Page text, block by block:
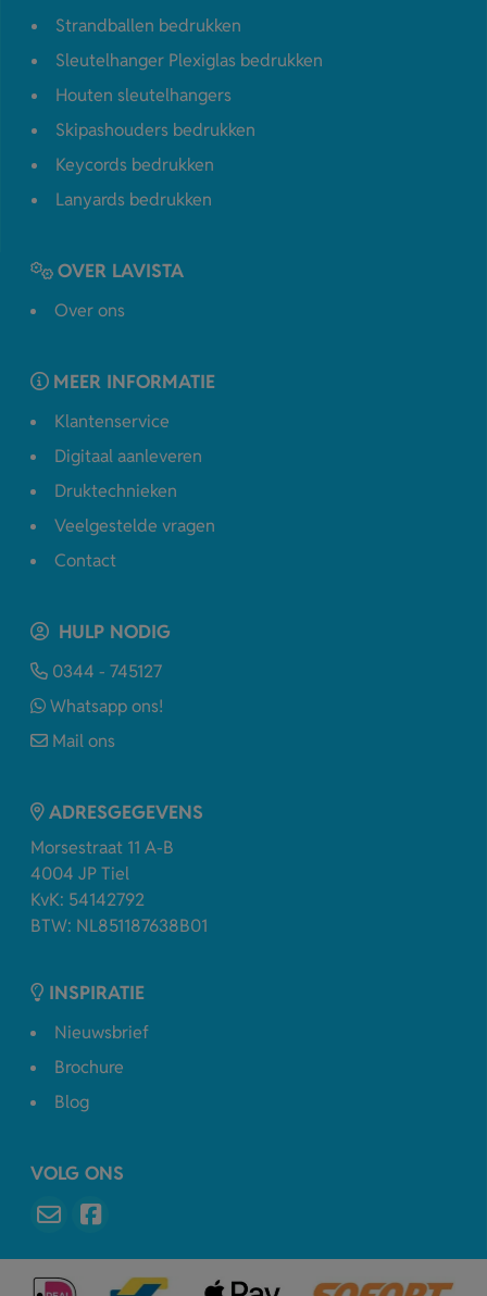
Strandballen bedrukken
Sleutelhanger Plexiglas bedrukken
Houten sleutelhangers
Skipashouders bedrukken
Keycords bedrukken
Lanyards bedrukken
OVER LAVISTA
Over ons
MEER INFORMATIE
Klantenservice
Digitaal aanleveren
Druktechnieken
Veelgestelde vragen
Contact
HULP NODIG
0344 - 745127
Whatsapp ons!
Mail ons
ADRESGEGEVENS
Morsestraat 11 A-B
4004 JP Tiel
KvK: 54142792
BTW: NL851187638B01
INSPIRATIE
Nieuwsbrief
Brochure
Blog
VOLG ONS